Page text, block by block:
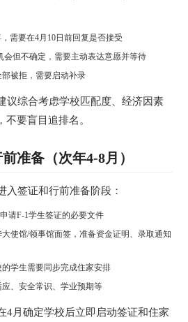
需要在4月10日前回复是否接受
会但不确定，需要主动表达意愿并等待
部被拒，需要启动补录
议综合考虑学校匹配度、经济因素
要盲目追排名。
准备（次年4-8月）
入签证和行前准备阶段：
请F-1学生签证的必要文件
使馆/领事馆面签，准备资金证明、录取通知
的学生需要同步完成住家安排
、安全常识、学业预期等
4月确定学校后立即启动签证和住家